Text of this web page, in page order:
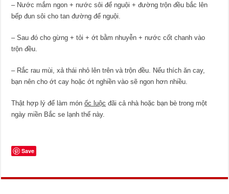
– Nước mắm ngon + nước sôi để nguội + đường trộn đều bắc lên
bếp đun sôi cho tan đường để nguội.
– Sau đó cho gừng + tỏi + ớt bằm nhuyễn + nước cốt chanh vào
trộn đều.
– Rắc rau mùi, xả thái nhỏ lên trên và trộn đều. Nếu thích ăn cay,
bạn nên cho ớt cay hoặc ớt nghiền vào sẽ ngon hơn nhiều.
Thật hợp lý để làm mónốc luộc đãi cả nhà hoặc bạn bè trong một
ngày miền Bắc se lạnh thế này.
Save